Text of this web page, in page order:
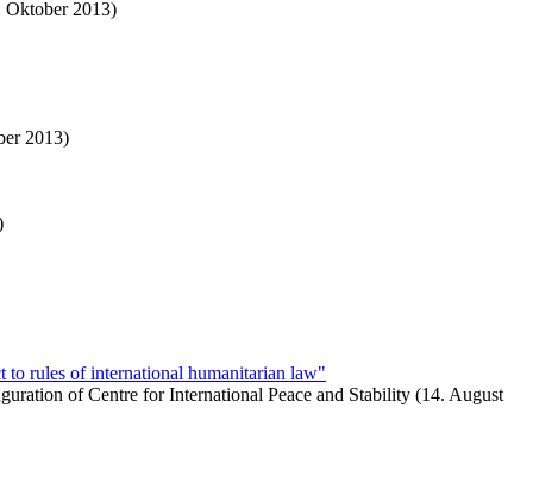
Oktober 2013)
2013)
to rules of international humanitarian law"
of Centre for International Peace and Stability (14. August